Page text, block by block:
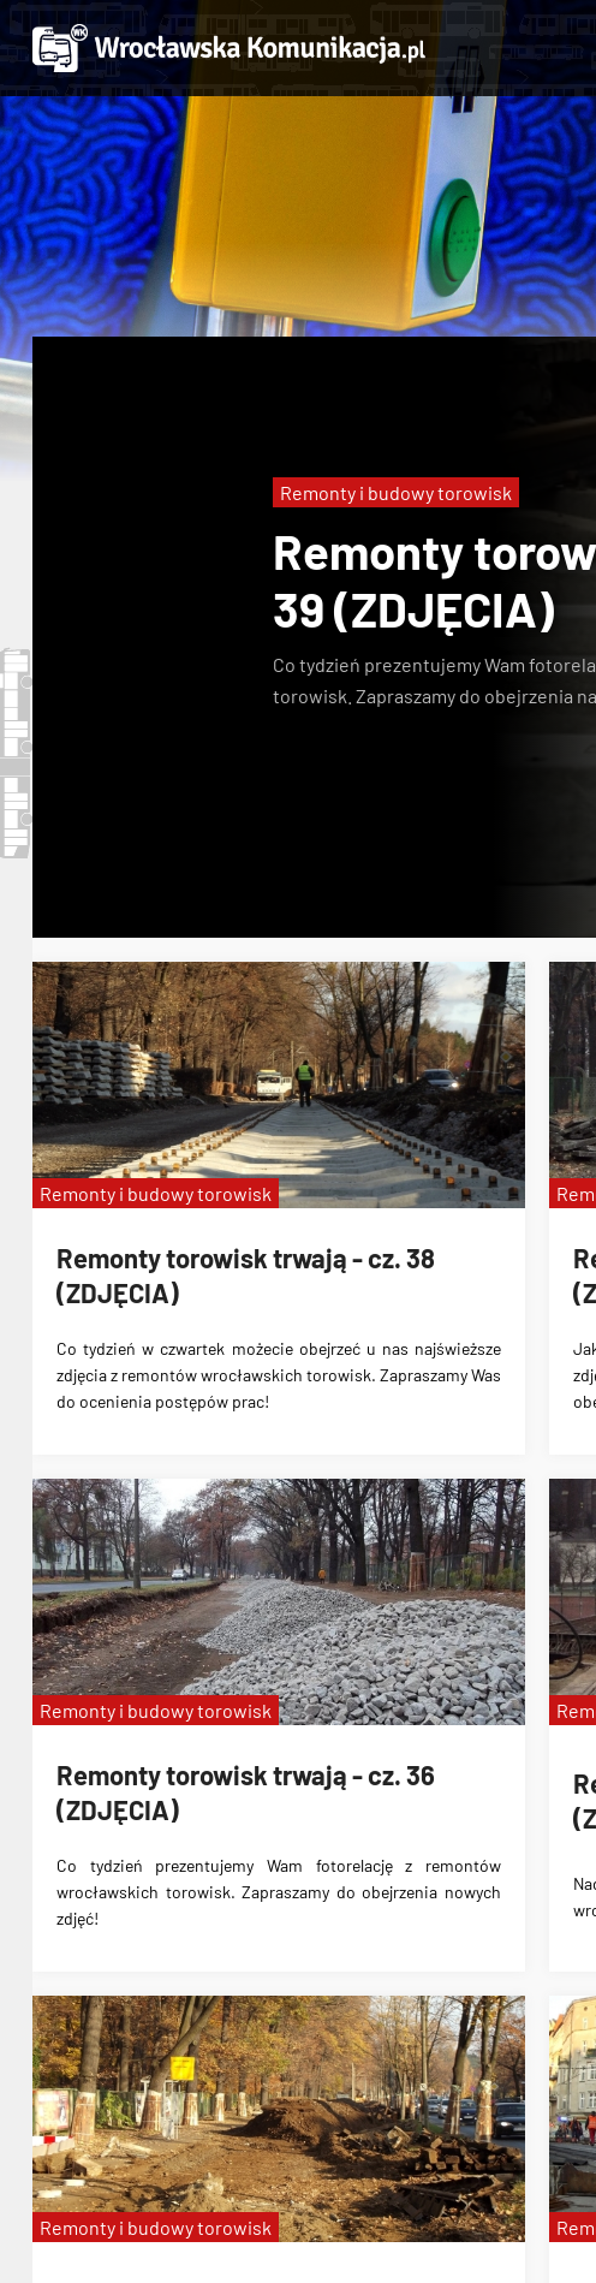
Remonty
39 (ZDJĘCIA)
Co tydzień prezentujemy Wam
torowisk. Zapraszamy do obejrzenia
Remonty i budowy torowisk
Remonty torowisk trwają - cz. 38
(ZDJĘCIA)
Co tydzień w czwartek możecie obejrzeć u nas najświeższe
zdjęcia z remontów wrocławskich torowisk. Zapraszamy Was
do ocenienia postępów prac!
Remonty i budowy torowisk
Remonty torowisk trwają - cz. 36
(ZDJĘCIA)
Co tydzień prezentujemy Wam fotorelację z remontów
wrocławskich torowisk. Zapraszamy do obejrzenia nowych
zdjęć!
Remonty i budowy torowisk
Remonty i budowy torowisk